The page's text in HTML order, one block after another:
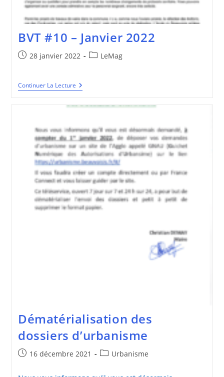
BVT #10 – Janvier 2022
Publication
28 janvier 2022
PostLeMag
Continuer La LectureBVT
#10
Janvier
Dématérialisation des
dossiers d’urbanisme
Publication
16 décembre 2021
PostUrbanisme